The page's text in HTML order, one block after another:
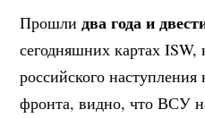
Прошлидва года и
сегодняшних картах
российского
фронта, видно, что ВСУ